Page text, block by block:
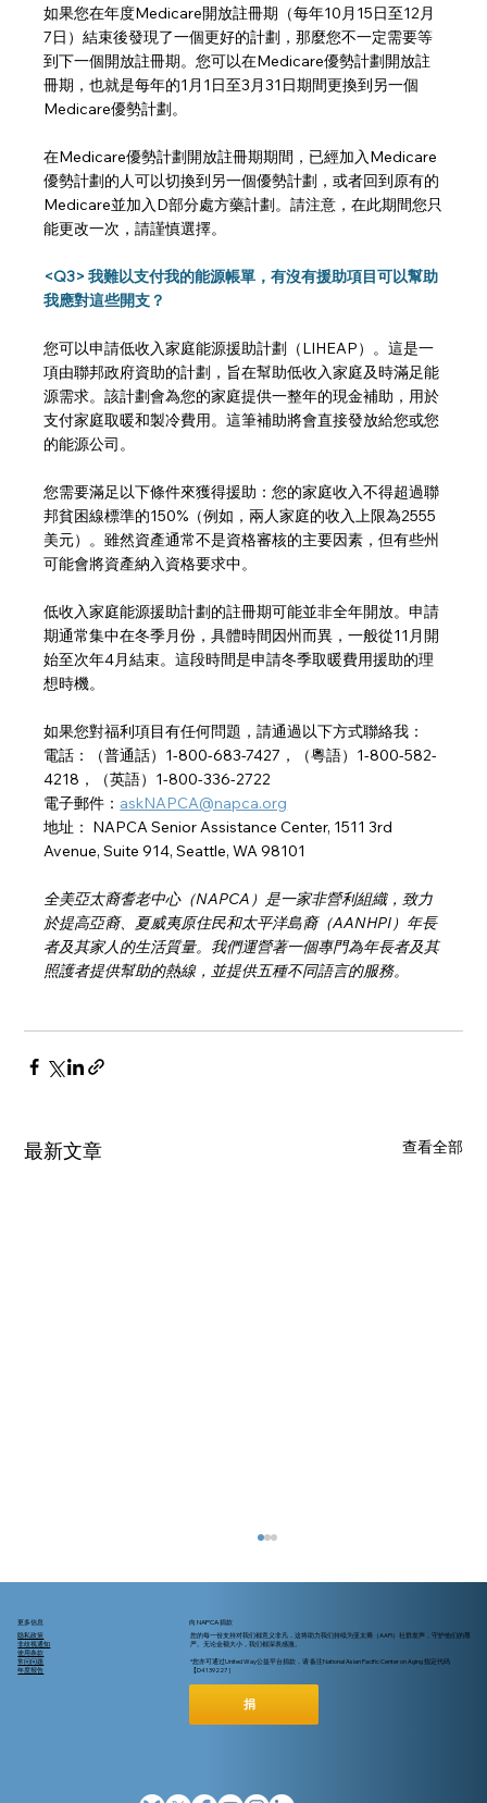
如果您在年度Medicare開放註冊期（每年10月15日至12月
7日）結束後發現了一個更好的計劃，那麼您不一定需要等
到下一個開放註冊期。您可以在Medicare優勢計劃開放註
冊期，也就是每年的1月1日至3月31日期間更換到另一個
Medicare優勢計劃。
在Medicare優勢計劃開放註冊期期間，已經加入Medicare
優勢計劃的人可以切換到另一個優勢計劃，或者回到原有的
Medicare並加入D部分處方藥計劃。請注意，在此期間您只
能更改一次，請謹慎選擇。
<Q3> 我難以支付我的能源帳單，有沒有援助項目可以幫助
我應對這些開支？
您可以申請低收入家庭能源援助計劃（LIHEAP）。這是一
項由聯邦政府資助的計劃，旨在幫助低收入家庭及時滿足能
源需求。該計劃會為您的家庭提供一整年的現金補助，用於
支付家庭取暖和製冷費用。這筆補助將會直接發放給您或您
的能源公司。
您需要滿足以下條件來獲得援助：您的家庭收入不得超過聯
邦貧困線標準的150%（例如，兩人家庭的收入上限為2555
美元）。雖然資產通常不是資格審核的主要因素，但有些州
可能會將資產納入資格要求中。
低收入家庭能源援助計劃的註冊期可能並非全年開放。申請
期通常集中在冬季月份，具體時間因州而異，一般從11月開
始至次年4月結束。這段時間是申請冬季取暖費用援助的理
想時機。
如果您對福利項目有任何問題，請通過以下方式聯絡我：
電話：（普通話）1-800-683-7427，（粵語）1-800-582-
4218，（英語）1-800-336-2722
電子郵件： askNAPCA@napca.org
地址： NAPCA Senior Assistance Center, 1511 3rd
Avenue, Suite 914, Seattle, WA 98101
全美亞太裔耆老中心（NAPCA）是一家非營利組織，致力
於提高亞裔、夏威夷原住民和太平洋島裔（AANHPI）年長
者及其家人的生活質量。我們運營著一個專門為年長者及其
照護者提供幫助的熱線，並提供五種不同語言的服務。
最新文章 查看全部
超過65歲還在工作？關於Medicare (紅藍
更多信息
隐私政策
非歧视通知
使用条款
常问问题
年度报告
向 NAPCA 捐款
您的每一份支持对我们都意义非凡，这将助力我们持续为亚太裔（AAPI）社群发声，守护他们的尊
严。无论金额大小，我们都深表感激。
*您亦可通过United Way公益平台捐款，请 备注National Asian Pacific Center on Aging 指定代码
【D4139227 ]
捐